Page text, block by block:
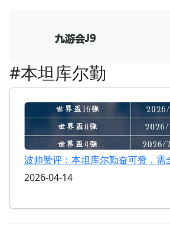
#本坦库尔勤
波帅赞评：本坦库尔勤奋可赞，需
2026-04-14